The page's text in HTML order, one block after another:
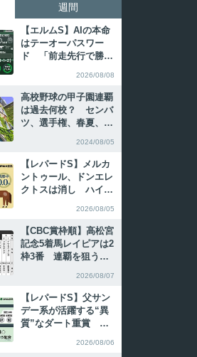
週間
【エルムS】AIの本命
はテーオーパスワー
ド 「前走先行で勝利
2026/08/08
高校野球の甲子園連覇
は過去何校？ センバ
ツ、選手権、春夏、夏
2024/08/05
【レパードS】メルカ
ントゥール、ドンエレ
クトスは消し ハイブ
2026/08/05
【CBC賞枠順】高松宮
記念5着馬レイピアは2
枠3番 連覇を狙うイ
2026/08/07
【レパードS】父サン
デー系が活躍する“異
質”なダート重賞 傾
2026/08/06